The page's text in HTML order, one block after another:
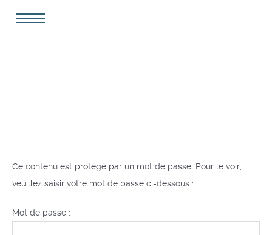
Ce contenu est protégé par un mot de passe. Pour le voir,
veuillez saisir votre mot de passe ci-dessous :
Mot de passe :